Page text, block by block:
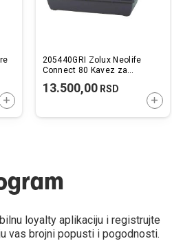
DODAJTE U KORPU
205440GRI Zolux Neolife
Connect 80 Kavez za
80x48x52,5cm
13.500,00RSD
loyalty aplikaciju i registrujte
vas brojni popusti i pogodnosti.